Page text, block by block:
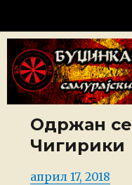
Буџинкан
Одржан
Чигирики
Posted
април 17, 2018